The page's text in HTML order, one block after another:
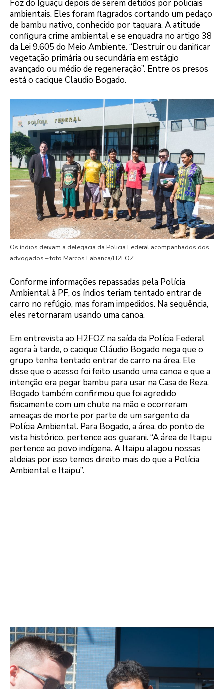
Foz do Iguaçu depois de serem detidos por policiais
ambientais. Eles foram flagrados cortando um pedaço
de bambu nativo, conhecido por taquara. A atitude
configura crime ambiental e se enquadra no artigo 38
da Lei 9.605 do Meio Ambiente. “Destruir ou danificar
vegetação primária ou secundária em estágio
avançado ou médio de regeneração”. Entre os presos
está o cacique Claudio Bogado.
Os índios deixam a delegacia da Policia Federal acompanhados dos
advogados – foto Marcos Labanca/H2FOZ
Conforme informações repassadas pela Polícia
Ambiental à PF, os índios teriam tentado entrar de
carro no refúgio, mas foram impedidos. Na sequência,
eles retornaram usando uma canoa.
Em entrevista ao H2FOZ na saída da Polícia Federal
agora à tarde, o cacique Cláudio Bogado nega que o
grupo tenha tentado entrar de carro na área. Ele
disse que o acesso foi feito usando uma canoa e que a
intenção era pegar bambu para usar na Casa de Reza.
Bogado também confirmou que foi agredido
fisicamente com um chute na mão e ocorreram
ameaças de morte por parte de um sargento da
Polícia Ambiental. Para Bogado, a área, do ponto de
vista histórico, pertence aos guarani. “A área de Itaipu
pertence ao povo indígena. A Itaipu alagou nossas
aldeias por isso temos direito mais do que a Polícia
Ambiental e Itaipu”.